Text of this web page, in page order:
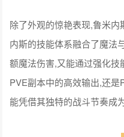
除了外观的惊艳表现,鲁米
内斯的技能体系融合了魔法
额魔法伤害,又能通过强化
PVE副本中的高效输出,还
能凭借其独特的战斗节奏成